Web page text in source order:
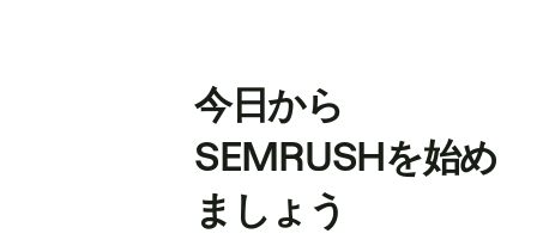
今日から
SEMRUSHを始め
ましょう